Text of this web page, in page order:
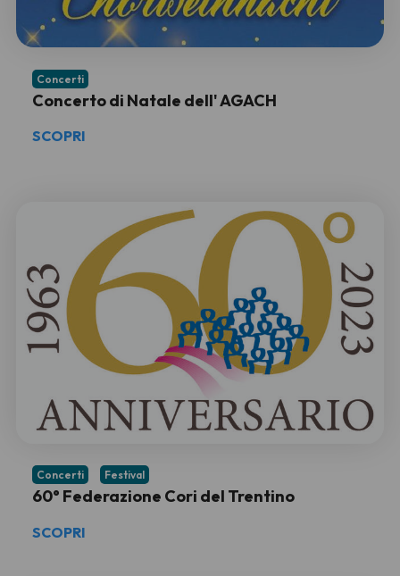
Concerto di Natale dell' AGACH
Concerti
SCOPRI
60° Federazione Cori del Trentino
Concerti Festival
SCOPRI